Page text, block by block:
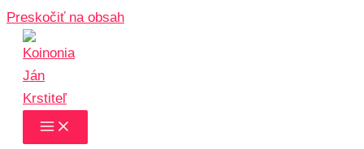
Preskočiť na obsah